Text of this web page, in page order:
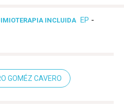
INCLUIDA EP -
GOMÉZ CAVERO